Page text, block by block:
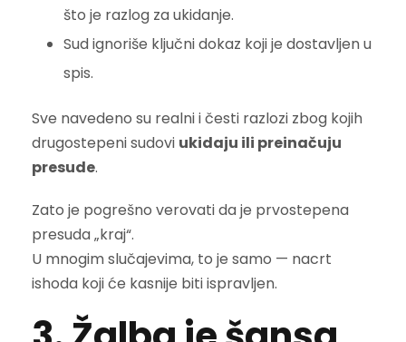
što je razlog za ukidanje.
Sud ignoriše ključni dokaz koji je dostavljen u
spis.
Sve navedeno su realni i česti razlozi zbog kojih
drugostepeni sudovi ukidaju ili preinačuju
presude.
Zato je pogrešno verovati da je prvostepena
presuda „kraj“.
U mnogim slučajevima, to je samo — nacrt
ishoda koji će kasnije biti ispravljen.